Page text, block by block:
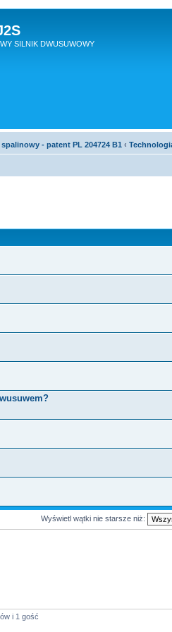
SILNIK DWUSUWOWY
- patent PL 204724 B1 ‹
Wyświetl wątki nie starsze niż:
i 1 gość